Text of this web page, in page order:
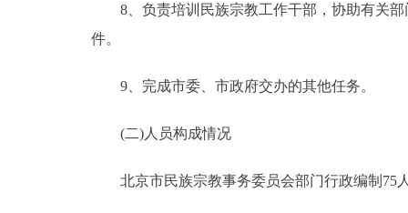
8、负责培训民族宗教工作干部，协助有关部
件。
9、完成市委、市政府交办的其他任务。
(二)人员构成情况
北京市民族宗教事务委员会部门行政编制75